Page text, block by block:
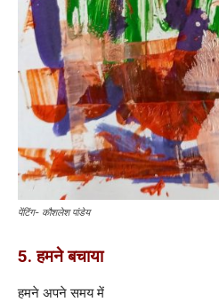
पेंटिंग- कौशलेश पांडेय
5. हमने बचाया
हमने अपने समय में